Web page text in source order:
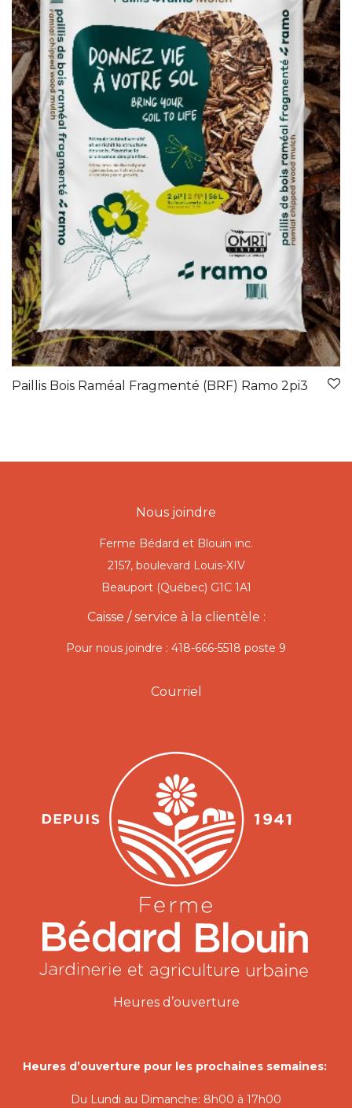
Paillis Bois Raméal Fragmenté (BRF) Ramo 2pi3
Nous joindre
Ferme Bédard et Blouin inc.
2157, boulevard Louis-XIV
Beauport (Québec) G1C 1A1
Caisse / service à la clientèle :
Pour nous joindre : 418-666-5518 poste 9
Courriel
Heures d’ouverture
Heures d’ouverture pour les prochaines semaines:
Du Lundi au Dimanche: 8h00 à 17h00